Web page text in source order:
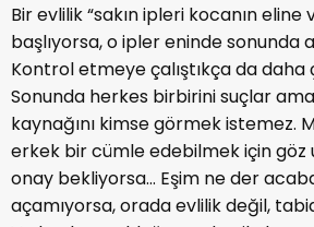
Bir evlilik “sakın ipleri kocanın eline
başlıyorsa, o ipler eninde sonunda
Kontrol etmeye çalıştıkça da daha
Sonunda herkes birbirini suçlar
kaynağını kimse görmek istemez.
erkek bir cümle edebilmek için göz
onay bekliyorsa… Eşim ne der
açamıyorsa, orada evlilik değil,